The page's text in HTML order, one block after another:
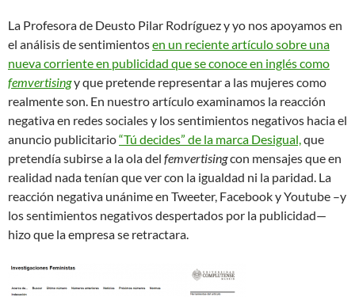
La Profesora de Deusto Pilar Rodríguez y yo nos apoyamos en
el análisis de sentimientosen un reciente artículo sobre una
nueva corriente en publicidad que se conoce en inglés como
femvertisingy que pretende representar a las mujeres como
realmente son. En nuestro artículo examinamos la reacción
negativa en redes sociales y los sentimientos negativos hacia el
anuncio publicitario“Tú decides” de la marca Desigual,que
pretendía subirse a la ola del femvertisingcon mensajes que en
realidad nada tenían que ver con la igualdad ni la paridad. La
reacción negativa unánime en Tweeter, Facebook y Youtube –y
los sentimientos negativos despertados por la publicidad—
hizo que la empresa se retractara.